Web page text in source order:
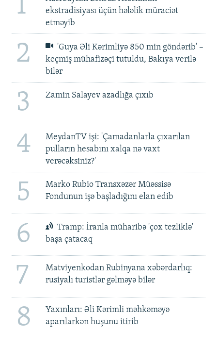
1
ekstradisiyası üçün hələlik müraciət
etməyib
2
'Guya Əli Kərimliyə 850 min göndərib' –
keçmiş mühafizəçi tutuldu, Bakıya verilə
bilər
3 Zamin Salayev azadlığa çıxıb
4
MeydanTV işi: 'Çamadanlarla çıxarılan
pulların hesabını xalqa nə vaxt
verəcəksiniz?'
5
Marko Rubio Transxəzər Müəssisə
Fondunun işə başladığını elan edib
6
Tramp: İranla müharibə 'çox tezliklə'
başa çatacaq
7
Matviyenkodan Rubinyana xəbərdarlıq:
rusiyalı turistlər gəlməyə bilər
8
Yaxınları: Əli Kərimli məhkəməyə
aparılarkən huşunu itirib